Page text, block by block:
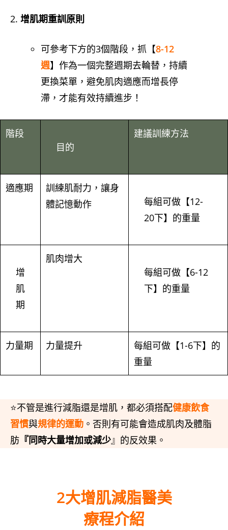
增肌期重訓原則
可參考下方的3個階段，抓【8-12
週】作為一個完整週期去輪替，持續
更換菜單，避免肌肉適應而增長停
滯，才能有效持續進步！
階段
目的
建議訓練方法
適應期
訓練肌耐力，讓身
體記憶動作
每組可做【12-
20下】的重量
增
肌
期
肌肉增大
每組可做【6-12
下】的重量
力量期 力量提升
每組可做【1-6下】的
重量
⭐不管是進行減脂還是增肌，都必須搭配健康飲食
習慣與規律的運動 。否則有可能會造成肌肉及體脂
肪 『同時大量增加或減少』的反效果。
2大增肌減脂醫美
療程介紹